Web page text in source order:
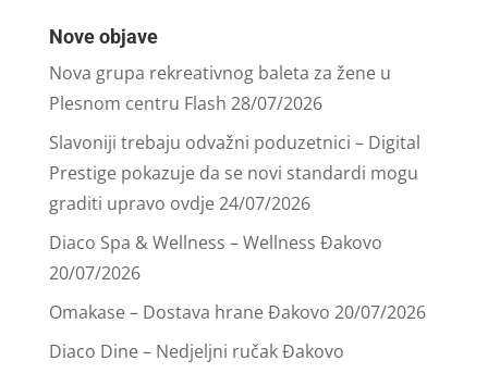
Nove objave
Nova grupa rekreativnog baleta za žene u
Plesnom centru Flash 28/07/2026
Slavoniji trebaju odvažni poduzetnici – Digital
Prestige pokazuje da se novi standardi mogu
graditi upravo ovdje24/07/2026
Diaco Spa & Wellness – Wellness Đakovo
20/07/2026
Omakase – Dostava hrane Đakovo 20/07/2026
Diaco Dine – Nedjeljni ručak Đakovo